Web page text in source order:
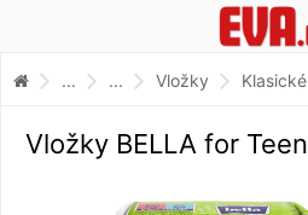
... ... Vložky
Vložky BELLA for